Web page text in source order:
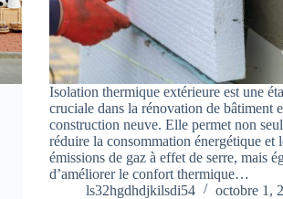
Isolation thermique extérieure est une
cruciale dans la rénovation de bâtiment
construction neuve. Elle permet non
réduire la consommation énergétique et
émissions de gaz à effet de serre, mais
d’améliorer le confort thermique…
ls32hgdhdjkilsdi54
octobre 1,